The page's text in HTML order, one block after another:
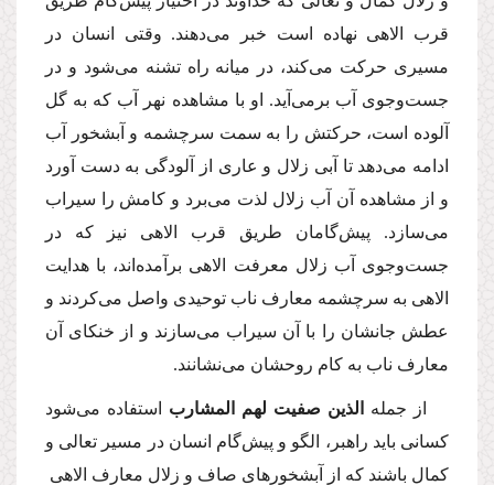
قرب الاهی نهاده است خبر می‌دهند. وقتی انسان در
مسیری حرکت می‌کند، در میانه راه تشنه می‌شود و در
جست‌وجوی آب برمی‌آید. او با مشاهده نهر آب که به گل
آلوده است، حرکتش را به سمت سرچشمه و آبشخور آب
ادامه می‌دهد تا آبی زلال و عاری از آلودگی به دست آورد
و از مشاهده آن آب زلال لذت می‌برد و کامش را سیراب
می‌سازد. پیش‌گامان طریق قرب الاهی نیز که در
جست‌وجوی آب زلال معرفت الاهی برآمده‌اند، با هدایت
الاهی به سرچشمه معارف ناب توحیدی واصل می‌کردند و
عطش جانشان را با آن سیراب می‌سازند و از خنکای آن
معارف ناب به کام روحشان می‌نشانند.
از جمله الذین صفیت لهم المشارب استفاده می‌شود
کسانی باید راهبر، الگو و پیش‌گام انسان در مسیر تعالی و
کمال باشند که از آبشخورهای صاف و زلال معارف الاهی